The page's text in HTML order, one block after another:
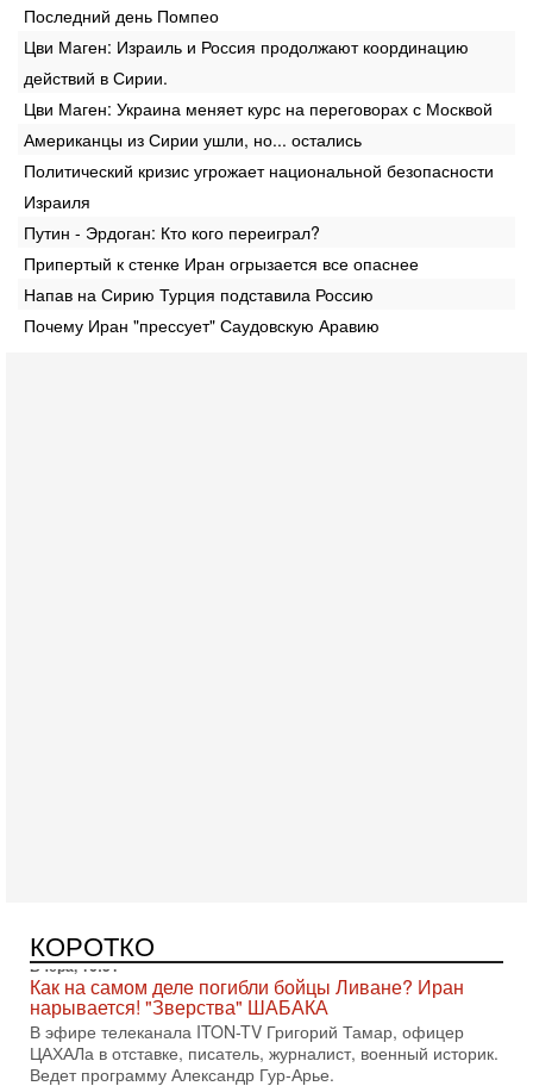
Последний день Помпео
Цви Маген: Израиль и Россия продолжают координацию
действий в Сирии.
Цви Маген: Украина меняет курс на переговорах с Москвой
Американцы из Сирии ушли, но... остались
Политический кризис угрожает национальной безопасности
Израиля
Путин - Эрдоган: Кто кого переиграл?
Припертый к стенке Иран огрызается все опаснее
Напав на Сирию Турция подставила Россию
Почему Иран "прессует" Саудовскую Аравию
КОРОТКО
ЦАХАЛа в отставке, писатель, журналист, военный историк.
Ведет программу Александр Гур-Арье.
Вчера, 08:20
«Дракон» усилил ВМС Израиля - НОВОСТИ
06/08/2026
Германия передала Израилю новейшую подводную лодку